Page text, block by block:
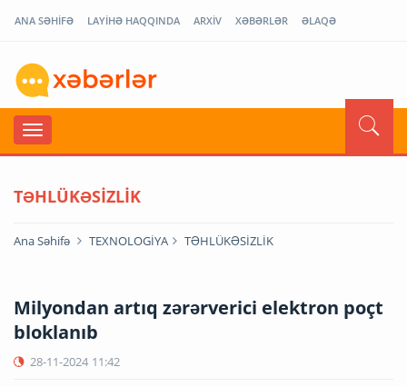
ANA SƏHİFƏ LAYİHƏ HAQQINDA ARXİV XƏBƏRLƏR ƏLAQƏ
TƏHLÜKƏSİZLİK
Ana Səhifə TEXNOLOGİYA TƏHLÜKƏSİZLİK
Milyondan artıq zərərverici elektron poçt
bloklanıb
28-11-2024 11:42